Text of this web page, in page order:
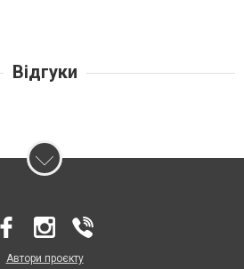
Відгуки
Автори проєкту